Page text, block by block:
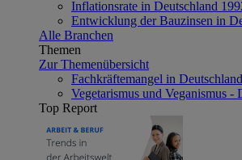
Inflationsrate in Deutschland
Entwicklung der Bauzinsen in
Alle Branchen
Themen
Zur Themenübersicht
Fachkräftemangel in
Vegetarismus und Veganismus -
Top Report